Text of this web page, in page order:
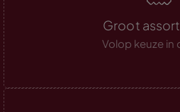
Groot
Volop keuze in